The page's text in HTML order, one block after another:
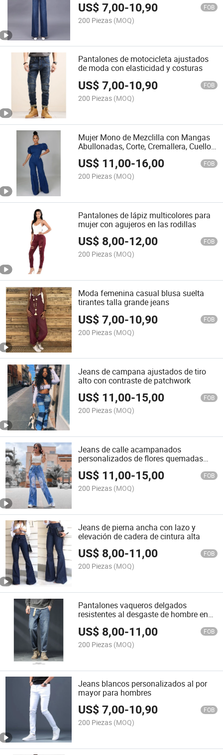
pantalones casuales de mopa
US$7,00-10,90 FOB
200 Piezas (MOQ)
Pantalones de motocicleta ajustados
de moda con elasticidad y costuras
US$7,00-10,90 FOB
200 Piezas (MOQ)
Mujer Mono de Mezclilla con Mangas
Abullonadas, Corte, Cremallera, Cuello
Redondo y Mangas Cortas
US$ 11,00-16,00 FOB
200 Piezas (MOQ)
Pantalones de lápiz multicolores para
mujer con agujeros en las rodillas
US$ 8,00-12,00 FOB
200 Piezas (MOQ)
Moda femenina casual blusa suelta
tirantes talla grande jeans
US$7,00-10,90 FOB
200 Piezas (MOQ)
Jeans de campana ajustados de tiro
alto con contraste de patchwork
US$ 11,00-15,00 FOB
200 Piezas (MOQ)
Jeans de calle acampanados
personalizados de flores quemadas
rasgados informales
US$ 11,00-15,00 FOB
200 Piezas (MOQ)
Jeans de pierna ancha con lazo y
elevación de cadera de cintura alta
US$ 8,00-11,00 FOB
200 Piezas (MOQ)
Pantalones vaqueros delgados
resistentes al desgaste de hombre en
US$ 8,00-11,00 FOB
200 Piezas (MOQ)
Jeans blancos personalizados al por
mayor para hombres
US$7,00-10,90 FOB
200 Piezas (MOQ)